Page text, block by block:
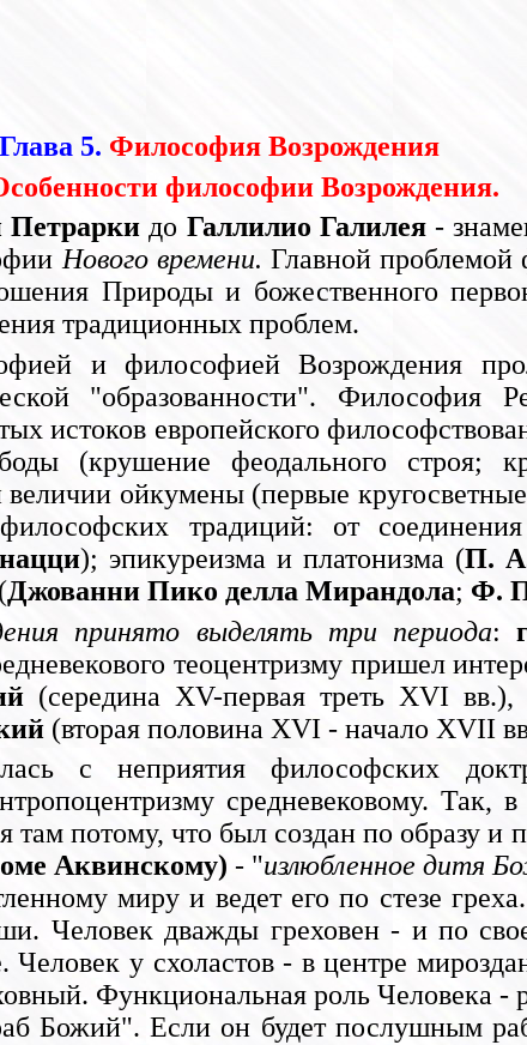
Глава 5. Философия Возрождения
философии Возрождения.
Петрарки до Галлилио Галилея-
Нового времени. Главной проблемой
Природы и божественного
традиционных проблем.
и философией Возрождения
"образованности". Философия
истоков европейского
(крушение феодального строя;
ойкумены (первые
традиций: от соединения
); эпикуреизма и платонизма (П.
Джованни Пико делла Мирандола; Ф.
принято выделять три периода:
теоцентризму пришел
(середина XV-первая треть XVI
(вторая половина XVI - начало XVII
с неприятия философских
средневековому. Так,
там потому, что был создан по образу
Аквинскому) - "излюбленное дитя
миру и ведет его по стезе
Человек дважды греховен - и по
Человек у схоластов - в центре
Функциональная роль Человека -
Божий". Если он будет послушным